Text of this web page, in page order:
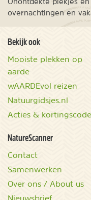
overnachtingen en
Bekijk ook
Mooiste plekken op
aarde
wAARDEvol reizen
Natuurgidsjes.nl
Acties &
NatureScanner
Contact
Samenwerken
Over ons / About us
Nieuwsbrief